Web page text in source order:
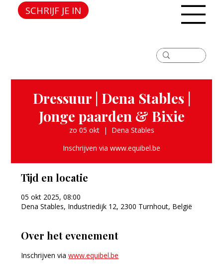
SCHRIJF JE IN
Dressuur | Dena Stables |
Jonge paarden & Bixie
zo 05 okt
  |
Dena Stables
Inschrijven via www.equibel.be
Tijd en locatie
05 okt 2025, 08:00
Dena Stables, Industriedijk 12, 2300 Turnhout, België
Over het evenement
Inschrijven via www.equibel.be